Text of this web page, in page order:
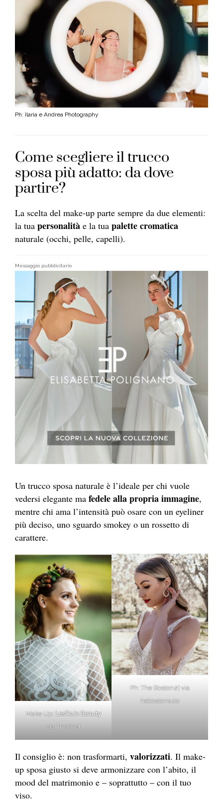
Ph: Ilaria e Andrea Photography
Come scegliere il trucco
sposa più adatto: da dove
partire?
La scelta del make-up parte sempre da due elementi:
la tua personalità e la tua palettecromatica
naturale (occhi, pelle, capelli).
Messaggio pubblicitario
Un trucco sposa naturale è l’ideale per chi vuole
vedersi elegante ma fedele alla propria immagine,
mentre chi ama l’intensità può osare con un eyeliner
più deciso, uno sguardo smokey o un rossetto di
carattere.
Make Up: LeslieJo Beauty
via TheKnot
Ph: The Bostons| via
hebostons.co
Il consiglio è: non trasformarti, valorizzati. Il make-
up sposa giusto si deve armonizzare con l’abito, il
mood del matrimonio e – soprattutto – con il tuo
viso.